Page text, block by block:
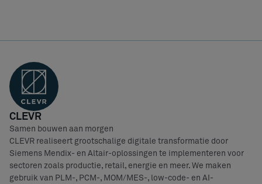
CLEVR
Samen bouwen aan morgen
CLEVR realiseert grootschalige digitale transformatie door
Siemens Mendix- en Altair-oplossingen te implementeren voor
sectoren zoals productie, retail, energie en meer. We maken
gebruik van PLM-, PCM-, MOM/MES-, low-code- en AI-